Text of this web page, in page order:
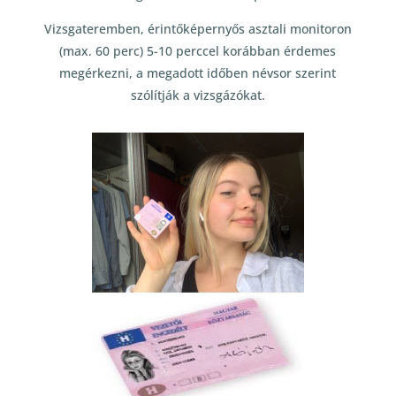
Vizsgateremben, érintőképernyős asztali monitoron
(max. 60 perc) 5-10 perccel korábban érdemes
megérkezni, a megadott időben névsor szerint
szólítják a vizsgázókat.